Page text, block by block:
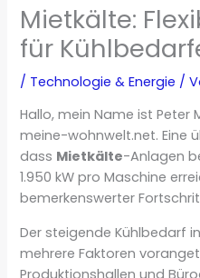
Mietkälte:
für
/ Technologie & Energie /
Hallo, mein Name ist Peter
meine-wohnwelt.net. Eine
dass Mietkälte-Anlagen
1.950 kW pro Maschine
bemerkenswerter
Der steigende Kühlbedarf
mehrere Faktoren
Produktionshallen und